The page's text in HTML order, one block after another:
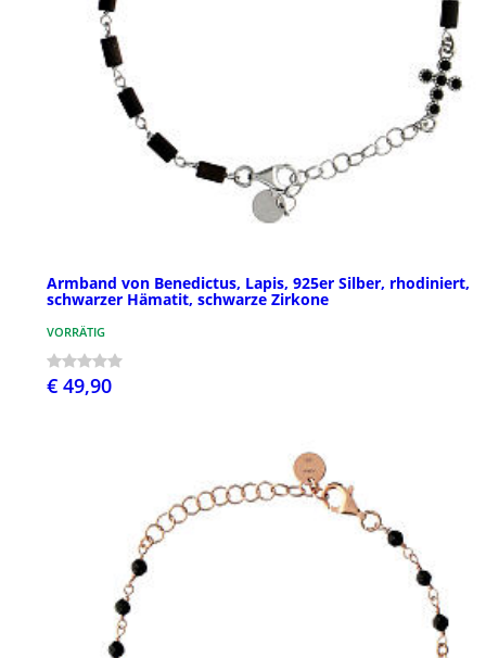
Armband von Benedictus, Lapis, 925er Silber, rhodiniert,
schwarzer Hämatit, schwarze Zirkone
VORRÄTIG
€ 49,90